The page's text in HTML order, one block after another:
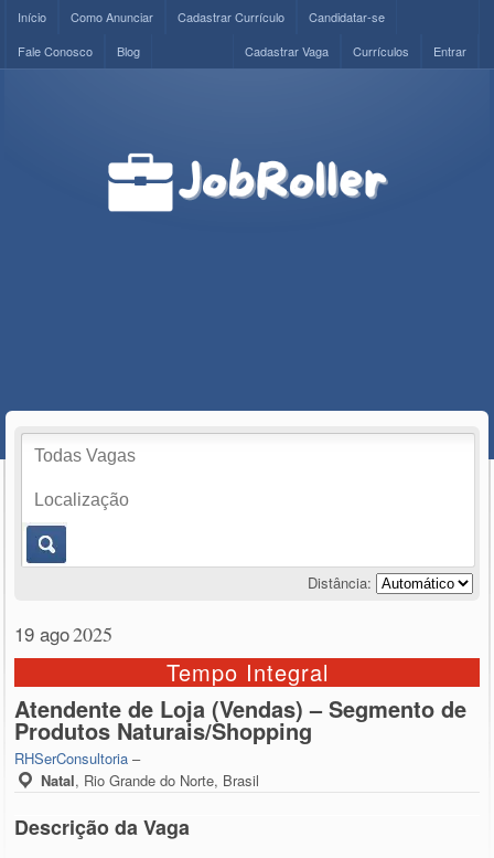
Início Como Anunciar Cadastrar Currículo
Candidatar-se
Fale Conosco
Blog Entrar
Currículos
Cadastrar Vaga
Distância:
19 ago2025
Tempo Integral
Atendente de Loja (Vendas) – Segmento de
Produtos Naturais/Shopping
RHSerConsultoria –
Natal, Rio Grande do Norte, Brasil
Descrição da Vaga